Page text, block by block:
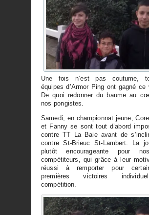
Une fois n’est pas coutume,
équipes d’Armor Ping ont gagné ce
De quoi redonner du baume au
nos pongistes.
Samedi, en championnat jeune,
et Fanny se sont tout d’abord
contre TT La Baie avant de
contre St-Brieuc St-Lambert. La
plutôt encourageante pour
compétiteurs, qui grâce à leur
réussi à remporter pour
premières victoires
compétition.